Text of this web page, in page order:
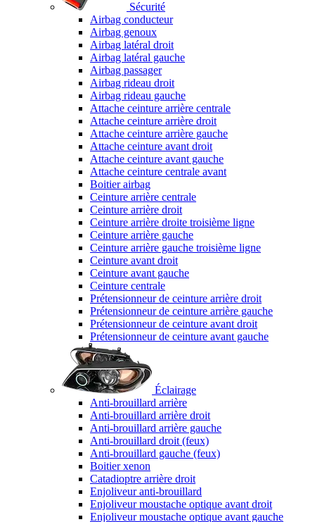
Sécurité
Airbag conducteur
Airbag genoux
Airbag latéral droit
Airbag latéral gauche
Airbag passager
Airbag rideau droit
Airbag rideau gauche
Attache ceinture arrière centrale
Attache ceinture arrière droit
Attache ceinture arrière gauche
Attache ceinture avant droit
Attache ceinture avant gauche
Attache ceinture centrale avant
Boitier airbag
Ceinture arrière centrale
Ceinture arrière droit
Ceinture arrière droite troisième ligne
Ceinture arrière gauche
Ceinture arrière gauche troisième ligne
Ceinture avant droit
Ceinture avant gauche
Ceinture centrale
Prétensionneur de ceinture arrière droit
Prétensionneur de ceinture arrière gauche
Prétensionneur de ceinture avant droit
Prétensionneur de ceinture avant gauche
Éclairage
Anti-brouillard arrière
Anti-brouillard arrière droit
Anti-brouillard arrière gauche
Anti-brouillard droit (feux)
Anti-brouillard gauche (feux)
Boitier xenon
Catadioptre arrière droit
Enjoliveur anti-brouillard
Enjoliveur moustache optique avant droit
Enjoliveur moustache optique avant gauche